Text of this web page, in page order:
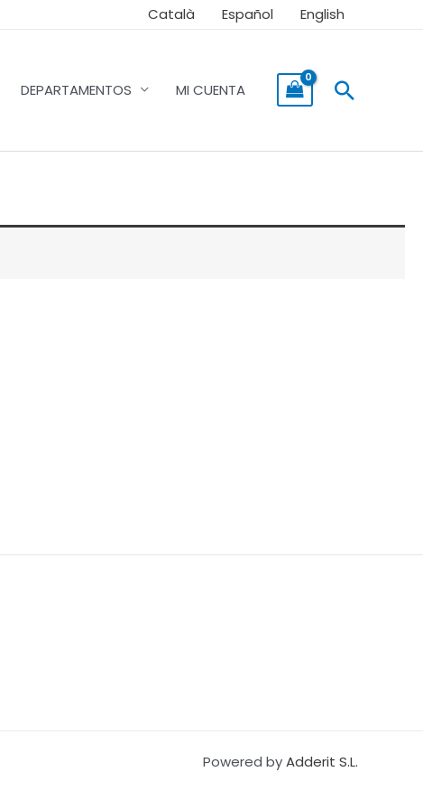
Català Español English
DEPARTAMENTOS MI CUENTA Buscar
Powered byAdderit S.L.